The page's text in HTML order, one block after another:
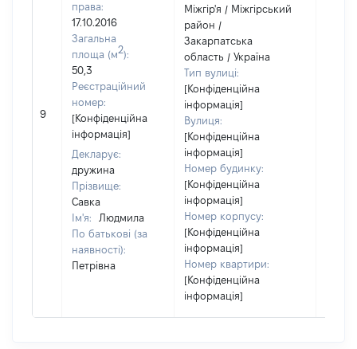
9
права:
17.10.2016
Загальна
площа (м2):
50,3
Реєстраційний
номер:
[Конфіденційна
інформація]
Декларує:
дружина
Прізвище:
Савка
Ім'я:
Людмила
По батькові (за
наявності):
Петрівна
Міжгір'я / Міжгірський
район /
Закарпатська
область / Україна
Тип вулиці:
[Конфіденційна
інформація]
Вулиця:
[Конфіденційна
інформація]
Номер будинку:
[Конфіденційна
інформація]
Номер корпусу:
[Конфіденційна
інформація]
Номер квартири:
[Конфіденційна
інформація]